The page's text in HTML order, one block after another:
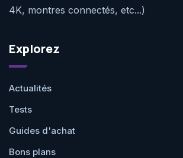
4K, montres connectés, etc...)
Explorez
Actualités
Tests
Guides d'achat
Bons plans